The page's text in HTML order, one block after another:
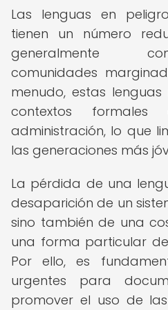
Las lenguas en
tienen un número
generalmente
comunidades
menudo, estas
contextos
administración, lo que
las generaciones más
La pérdida de una
desaparición de un
sino también de una
una forma particular
Por ello, es
urgentes para
promover el uso de